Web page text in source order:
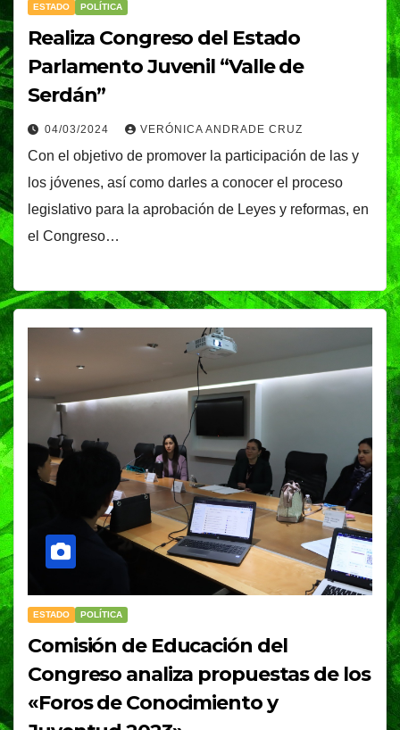
ESTADO POLÍTICA
Realiza Congreso del Estado
Parlamento Juvenil “Valle de
Serdán”
04/03/2024 VERÓNICA ANDRADE CRUZ
Con el objetivo de promover la participación de las y
los jóvenes, así como darles a conocer el proceso
legislativo para la aprobación de Leyes y reformas, en
el Congreso…
ESTADO POLÍTICA
Comisión de Educación del
Congreso analiza propuestas de los
«Foros de Conocimiento y